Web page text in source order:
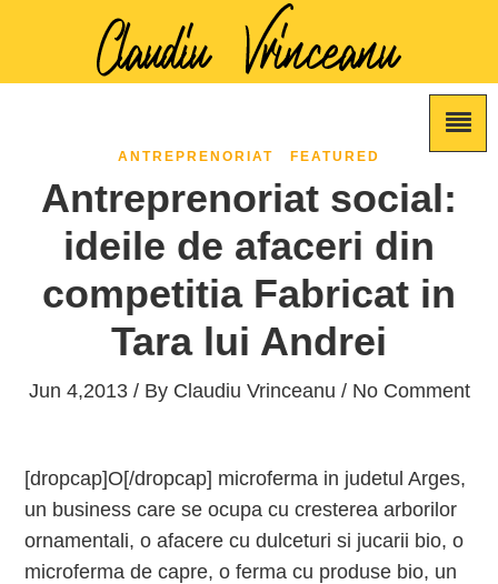
ANTREPRENORIAT FEATURED
Antreprenoriat social:
ideile de afaceri din
competitia Fabricat in
Tara lui Andrei
Jun 4,2013 / By Claudiu Vrinceanu / No Comment
[dropcap]O[/dropcap] microferma in judetul Arges,
un business care se ocupa cu cresterea arborilor
ornamentali, o afacere cu dulceturi si jucarii bio, o
microferma de capre, o ferma cu produse bio, un